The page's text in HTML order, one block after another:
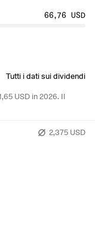
Tutti i dati sui dividendi
USD in 2026. Il
2,375 USD
66,76 USD